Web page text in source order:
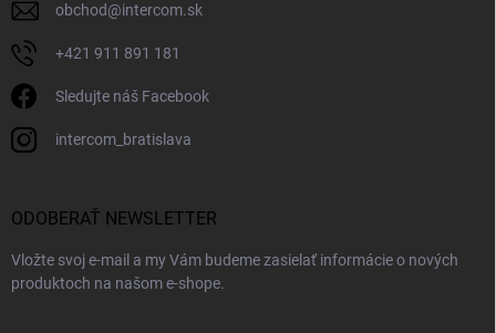
obchod@intercom.sk
+421 911 891 181
Sledujte náš Facebook
intercom_bratislava
ODOBERAŤ NEWSLETTER
Vložte svoj e-mail a my Vám budeme zasielať informácie o nových
produktoch na našom e-shope.